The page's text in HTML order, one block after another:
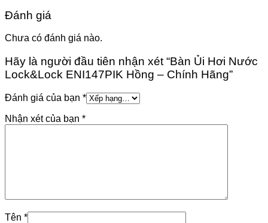
Đánh giá
Chưa có đánh giá nào.
Hãy là người đầu tiên nhận xét “Bàn Ủi Hơi Nước
Lock&Lock ENI147PIK Hồng – Chính Hãng”
Đánh giá của bạn *
Nhận xét của bạn *
Tên *